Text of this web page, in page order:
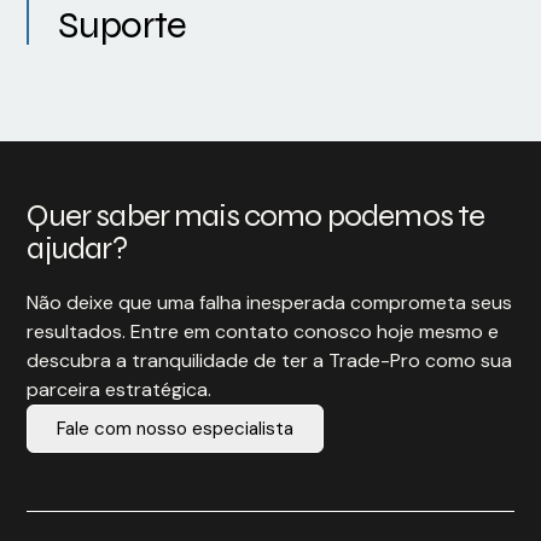
Suporte
Quer saber mais como podemos te
ajudar?
Não deixe que uma falha inesperada comprometa seus
resultados. Entre em contato conosco hoje mesmo e
descubra a tranquilidade de ter a Trade-Pro como sua
parceira estratégica.
Fale com nosso especialista